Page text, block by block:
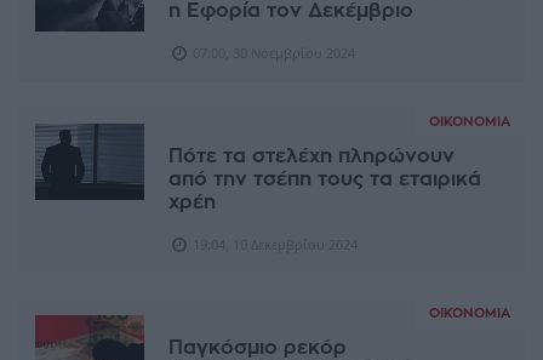
η Εφορία τον Δεκέμβριο
ΟΙΚΟΝΟΜΊΑ
Πότε τα στελέχη πληρώνουν
από την τσέπη τους τα εταιρικά
χρέη
ΟΙΚΟΝΟΜΊΑ
Παγκόσμιο ρεκόρ